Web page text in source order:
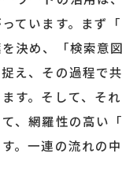
ています。まず
決め、「検索意
え、その過程で
す。そして、そ
、網羅性の高い
。一連の流れの